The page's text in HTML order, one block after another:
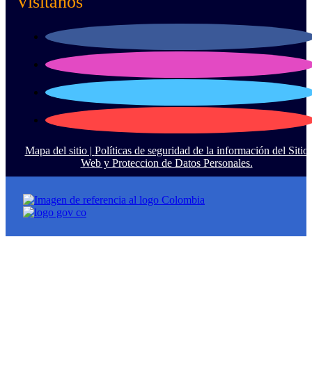
Mapa del sitio | Políticas de seguridad de la información del Sitio
Web y Proteccion de Datos Personales.